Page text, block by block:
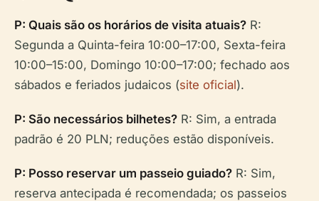
P: Quais são os horários de visita atuais? R:
Segunda a Quinta-feira 10:00–17:00, Sexta-feira
10:00–15:00, Domingo 10:00–17:00; fechado aos
sábados e feriados judaicos (site oficial).
P: São necessários bilhetes? R: Sim, a entrada
padrão é 20 PLN; reduções estão disponíveis.
P: Posso reservar um passeio guiado? R: Sim,
reserva antecipada é recomendada; os passeios